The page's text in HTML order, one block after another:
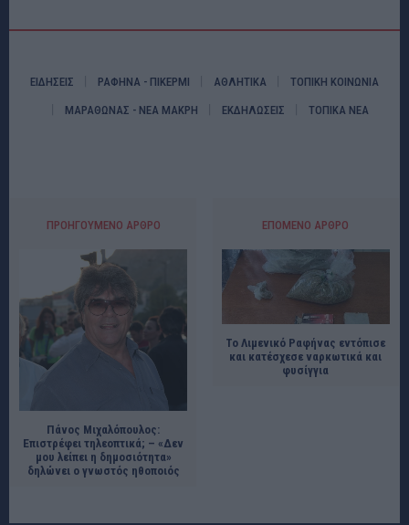
ΕΙΔΗΣΕΙΣ ΡΑΦΗΝΑ - ΠΙΚΕΡΜΙ ΑΘΛΗΤΙΚΑ ΤΟΠΙΚΗ ΚΟΙΝΩΝΙΑ
ΜΑΡΑΘΩΝΑΣ - ΝΕΑ ΜΑΚΡΗ ΕΚΔΗΛΩΣΕΙΣ ΤΟΠΙΚΑ ΝΕΑ
ΠΡΟΗΓΟΎΜΕΝΟ ΆΡΘΡΟ
Πάνος Μιχαλόπουλος:
Επιστρέφει τηλεοπτικά; – «Δεν
μου λείπει η δημοσιότητα»
δηλώνει ο γνωστός ηθοποιός
ΕΠΌΜΕΝΟ ΆΡΘΡΟ
Το Λιμενικό Ραφήνας εντόπισε
και κατέσχεσε ναρκωτικά και
φυσίγγια